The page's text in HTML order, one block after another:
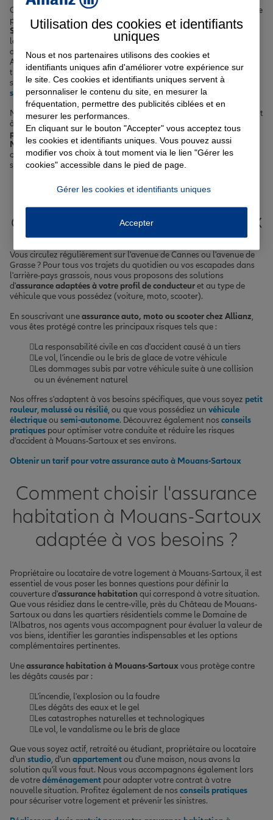
Chez Allianz, nous mettons à votre disposition des offres sur-mesure
pour protéger votre véhicule avec notreassurance auto à Mouans-
Sartoux . Nous vous accompagnons également pour sécuriser votre
logement grâce à notre
assurance habitation
d'acquérir un bien immobilier dans cette charmante commune des
Alpes-Maritimes, notre
assurance prêt immobilier
vous apporte la
tranquillité d'esprit nécessaire. Enfin, pour prendre soin de votre
santé et celle de vos proches, découvrez notrecomplémentaire
santé.
Nos agents Allianz, experts en protection et gestion des risques, sont
à votre écoute pour vous guider dans le choix des
garanties les plus
pertinentes selon votre situation personnelle et professionnelle à
Mouans-Sartoux. Que vous soyez jeune actif, famille avec enfants
ou retraité profitant du doux climat méditerranéen, nous avons la
solution qu'il vous faut.
Votre assurance auto, moto
ou scooter à Mouans-Sartoux
Vous circulez régulièrement sur l'avenue de Cannes ou l'avenue de
Grasse ? Pour tous vos trajets du quotidien ou vos escapades dans
l'arrière-pays grassois, nous vous proposons des solutions
d'assurance adaptées à votre profil de conducteuret au type de
véhicule que vous possédez (voiture, moto, scooter).
En souscrivant uneassurance auto, moto ou scooter chez Allianz,
vous êtes protégé contre les principaux risques tels que :
La responsabilité civile en cas d'accident causé à un tiers
Le vol, l'incendie ou le bris de glace de votre véhicule
Les dommages subis par votre véhicule suite à une collision
ou un événement naturel
Nos offres s'adaptent à vos besoins spécifiques, que vous soyez petit
rouleur, malussé ou résilié, ou que vous possédiez un véhicule
électriqueou semi-autonome. Découvrez également nos conseils
pratiques pour optimiser votre conduite et réduire les risques
d'accident à Mouans-Sartoux et ses environs.
Obtenir un tarif pour votre assurance auto à Mouans-Sartoux
Comment choisir l'assurance
habitation à Mouans-Sartoux
adaptée à vos besoins ?
Propriétaire ou locataire de votre logement à Mouans-Sartoux, il est
essentiel de vous poser les bonnes questions pour définir la
couverture d'assurance habitation qui correspond à votre situation.
Que vous résidiez dans le centre-ville, près du Château de Mouans-
Sartoux ou dans les quartiers résidentiels comme le Domaine de
l'Albatros, nos agents vous accompagnent pour évaluer la valeur de
vos biens, identifier les garanties indispensables et les options
complémentaires pertinentes.
Uneassurance habitation à Mouans-Sartouxvous protège contre
les dégâts causés par :
L'incendie, l'explosion ou la foudre
Les dégâts des eaux et le gel
Les catastrophes naturelles et technologiques
Le vol, le vandalisme ou le bris de glace
Que vous soyez actif, retraité ou étudiant, propriétaire ou locataire
d'un studio, d'un appartementou d'une maison, nous avons la
solution qu'il vous faut. Nous vous accompagnons également lors
de votredéménagement pour adapter votre contrat à votre
nouvelle situation. Profitez également de nos conseils pratiques
pour sécuriser votre logement et prévenir les sinistres.
Utilisation des cookies et identifiants
uniques
Nous et nos partenaires utilisons des cookies et
identifiants uniques afin d'améliorer votre expérience sur
le site. Ces cookies et identifiants uniques servent à
personnaliser le contenu du site, en mesurer la
fréquentation, permettre des publicités ciblées et en
mesurer les performances.
En cliquant sur le bouton "Accepter" vous acceptez tous
les cookies et identifiants uniques. Vous pouvez aussi
modifier vos choix à tout moment via le lien "Gérer les
cookies" accessible dans le pied de page.
Gérer les cookies et identifiants uniques
Accepter